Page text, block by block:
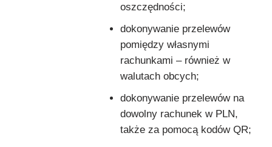
oszczędności;
dokonywanie przelewów
pomiędzy własnymi
rachunkami – również w
walutach obcych;
dokonywanie przelewów na
dowolny rachunek w PLN,
także za pomocą kodów QR;